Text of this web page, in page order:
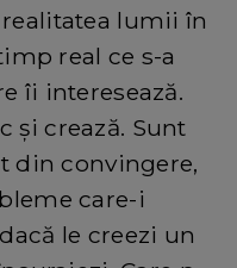
lumii în
real ce s-a
îi interesează.
și crează. Sunt
din convingere,
care-i
le creezi un